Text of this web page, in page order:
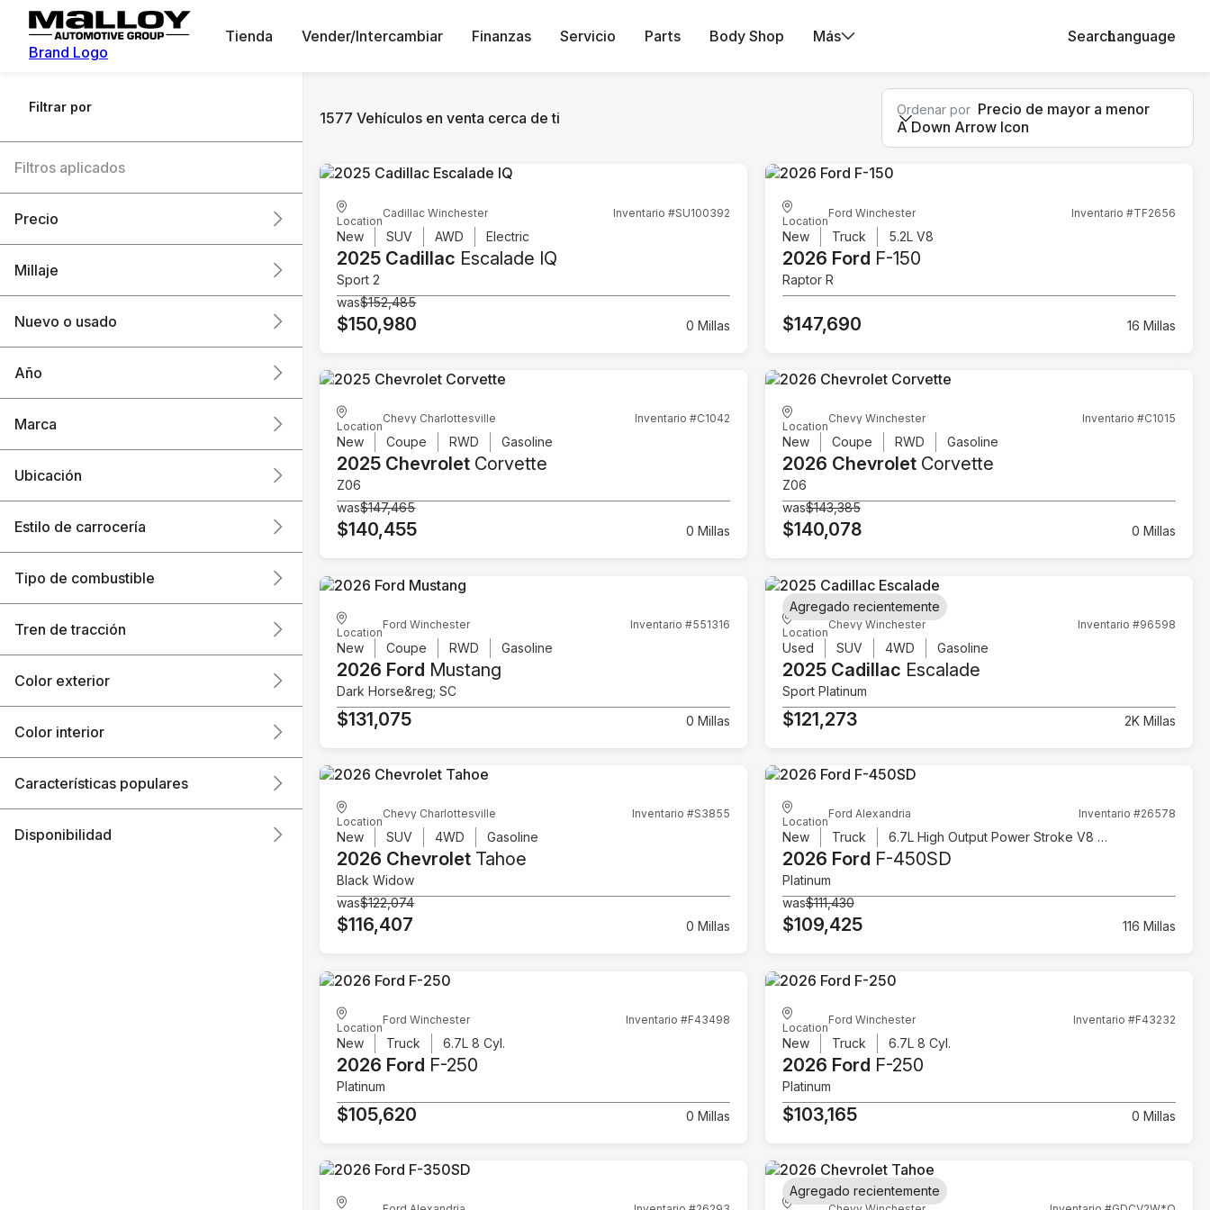
Brand Logo
Tienda Vender/Intercambiar Finanzas Servicio Parts Body Shop Más SearchLanguage
Filtrar por
Filtros aplicados
Precio
Millaje
Nuevo o usado
Año
Marca
Ubicación
Estilo de carrocería
Tipo de combustible
Tren de tracción
Color exterior
Color interior
Características populares
Disponibilidad
1577 Vehículos en venta cerca de ti Ordenar por Precio de mayor a menor
A Down Arrow Icon
Location
Cadillac Winchester Inventario #SU100392
New SUV AWD Electric
2025 Cadillac Escalade IQ
Sport 2
was$152,485
$150,980 0 Millas
Location
Ford Winchester Inventario #TF2656
New Truck 5.2L V8
2026 Ford F-150
Raptor R
$147,690 16 Millas
Location
Chevy Charlottesville Inventario #C1042
New Coupe RWD Gasoline
2025 Chevrolet Corvette
Z06
was$147,465
$140,455 0 Millas
Location
Chevy Winchester Inventario #C1015
New Coupe RWD Gasoline
2026 ChevroletCorvette
Z06
was$143,385
$140,078 0 Millas
Location
Ford Winchester Inventario #551316
New Coupe RWD Gasoline
2026 Ford Mustang
Dark Horse&reg; SC
$131,075 0 Millas
Location
Chevy Winchester Inventario #96598
Used SUV 4WD Gasoline
2025 Cadillac Escalade
Sport Platinum
$121,273 2K Millas
Agregado recientemente
Location
Chevy Charlottesville Inventario #S3855
New SUV 4WD Gasoline
2026 Chevrolet Tahoe
Black Widow
was$122,074
$116,407 0 Millas
Location
Ford Alexandria Inventario #26578
New Truck 6.7L High Output Power Stroke V8 Diesel
2026 Ford F-450SD
Platinum
was$111,430
$109,425 116 Millas
Location
Ford Winchester Inventario #F43498
New Truck 6.7L 8 Cyl.
2026 Ford F-250
Platinum
$105,620 0 Millas
Location
Ford Winchester Inventario #F43232
New Truck 6.7L 8 Cyl.
2026 Ford F-250
Platinum
$103,165 0 Millas
Agregado recientemente